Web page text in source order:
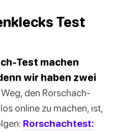
Test
Test machen
wir haben zwei
den Rorschach-
online zu machen, ist,
Rorschachtest: